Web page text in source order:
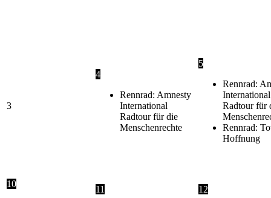
3
4
Rennrad: Amnesty
International
Radtour für die
Menschenrechte
5
Rennrad:
International
Radtour für
Rennrad:
Hoffnung
10
11
12